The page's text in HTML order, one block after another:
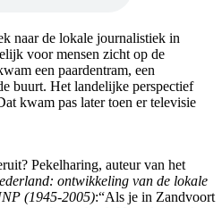
naar de lokale journalistiek in
voor mensen zicht op de
een paardentram, een
buurt. Het landelijke perspectief
kwam pas later toen er televisie
Pekelharing, auteur van het
ontwikkeling van de lokale
(1945-2005):“Als je in Zandvoort